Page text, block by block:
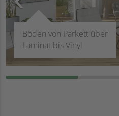
Böden von Parkett über
Laminat bis Vinyl